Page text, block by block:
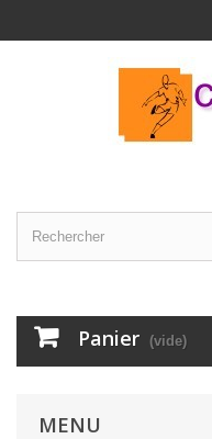
Panier (vide)
MENU